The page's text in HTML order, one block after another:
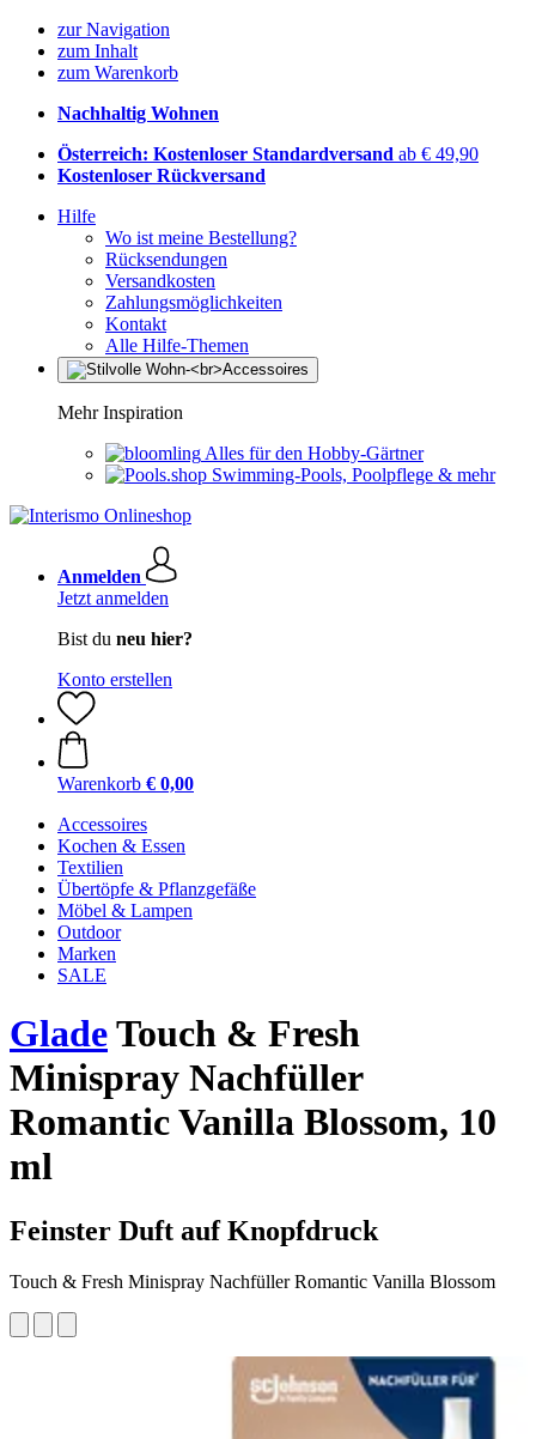
zur Navigation
zum Inhalt
zum Warenkorb
Nachhaltig Wohnen
Österreich: Kostenloser Standardversand ab € 49,90
Kostenloser Rückversand
Hilfe
Wo ist meine Bestellung?
Rücksendungen
Versandkosten
Zahlungsmöglichkeiten
Kontakt
Alle Hilfe-Themen
Mehr Inspiration
Alles für den Hobby-Gärtner
Swimming-Pools, Poolpflege & mehr
Anmelden
Jetzt anmelden
Bist du neu hier?
Konto erstellen
Warenkorb € 0,00
Accessoires
Kochen & Essen
Textilien
Übertöpfe & Pflanzgefäße
Möbel & Lampen
Outdoor
Marken
SALE
GladeTouch & Fresh
Minispray Nachfüller
Romantic Vanilla Blossom, 10
ml
Feinster Duft auf Knopfdruck
Touch & Fresh Minispray Nachfüller Romantic Vanilla Blossom